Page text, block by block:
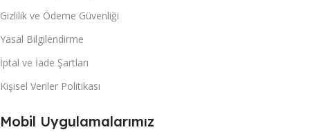
Gizlilik ve Ödeme Güvenliği
Yasal Bilgilendirme
İptal ve İade Şartları
Kişisel Veriler Politikası
Mobil Uygulamalarımız